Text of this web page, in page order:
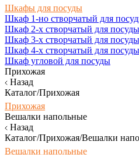
Шкафы для посуды
Шкаф 1-но створчатый для
Шкаф 2-х створчатый для посуды
Шкаф 3-х створчатый для посуды
Шкаф 4-х створчатый для посуды
Шкаф угловой для посуды
Прихожая
Назад
Каталог/Прихожая
Прихожая
Вешалки напольные
Назад
Каталог/Прихожая/Вешалки
Вешалки напольные